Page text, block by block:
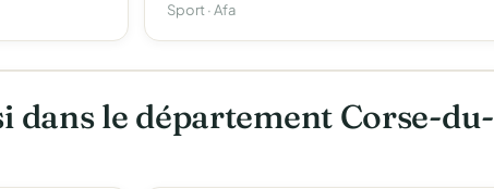
Sport · Afa
dans le département Corse-du-